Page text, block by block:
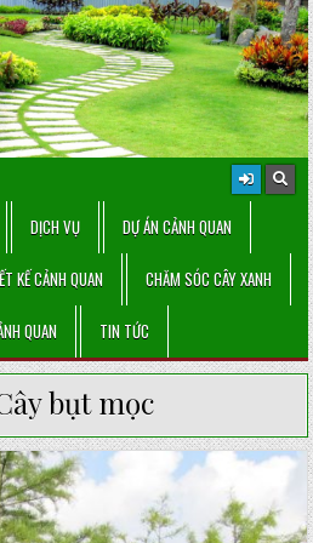
DỊCH VỤ DỰ ÁN CẢNH QUAN
KẾ CẢNH QUAN CHĂM SÓC CÂY XANH
QUAN TIN TỨC
bụt mọc